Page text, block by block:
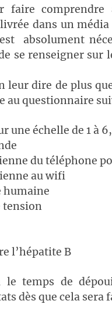
faire comprendre
dans un
absolument
se renseigner sur
leur dire de plus
au questionnaire
une échelle de 1 à
du téléphone
au wifi
humaine
tension
l’hépatite B
le temps de
dès que cela sera